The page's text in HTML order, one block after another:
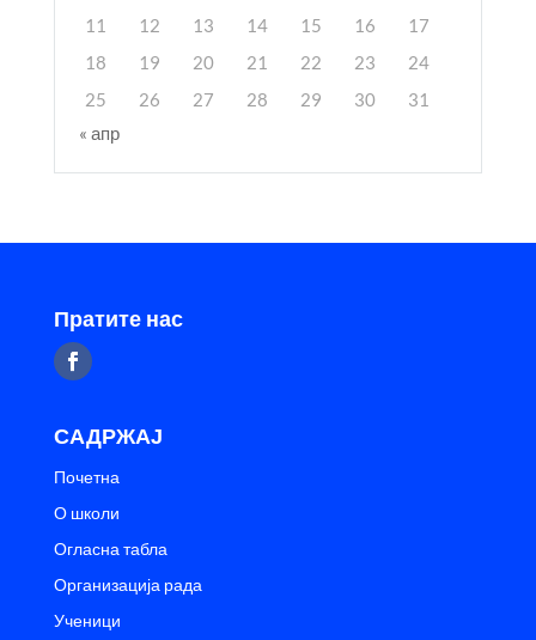
11
12 13 14 15 16
17
18
19 20 21 22 23
24
25
26 27 28 29 30
31
« апр
Пратите нас
САДРЖАЈ
Почетна
О школи
Огласна табла
Организација рада
Ученици